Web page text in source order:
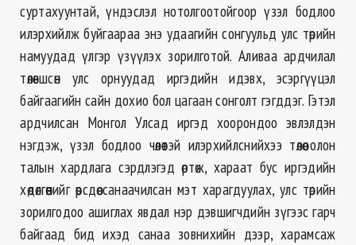
суртахуунтай, үндэслэл нотолгоотойгоор үзэл бодлоо
илэрхийлж буйгаараа энэ удаагийн сонгуульд улс төрийн
намуудад үлгэр үзүүлэх зорилготой. Аливаа ардчилал
төлөвшсөн улс орнуудад иргэдийн идэвх, эсэргүүцэл
байгаагийн сайн дохио бол цагаан сонголт гэгддэг. Гэтэл
ардчилсан Монгол Улсад иргэд хоорондоо эвлэлдэн
нэгдэж, үзэл бодлоо чөлөөтэй илэрхийлснийхээ төлөө олон
талын хардлага сэрдлэгэд өртөж, хараат бус иргэдийн
хөдөлгөөнийг өөрсдөө санаачилсан мэт харагдуулах, улс төрийн
зорилгодоо ашиглах явдал нэр дэвшигчдийн зүгээс гарч
байгаад бид ихэд санаа зовнихийн дээр, харамсаж